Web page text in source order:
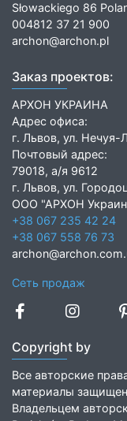
Słowackiego 86
004812 37 21 900
archon@archon.pl
Заказ проектов:
АРХОН УКРАИНА
Адрес офиса:
г. Львов, ул. Нечуя-
Почтовый адрес:
79018, а/я 9612
г. Львов, ул.
ООО "АРХОН
+38 067 235 42 24
+38 067 558 76 73
Сеть продаж
Copyright by
Все авторские
материалы
Владельцем